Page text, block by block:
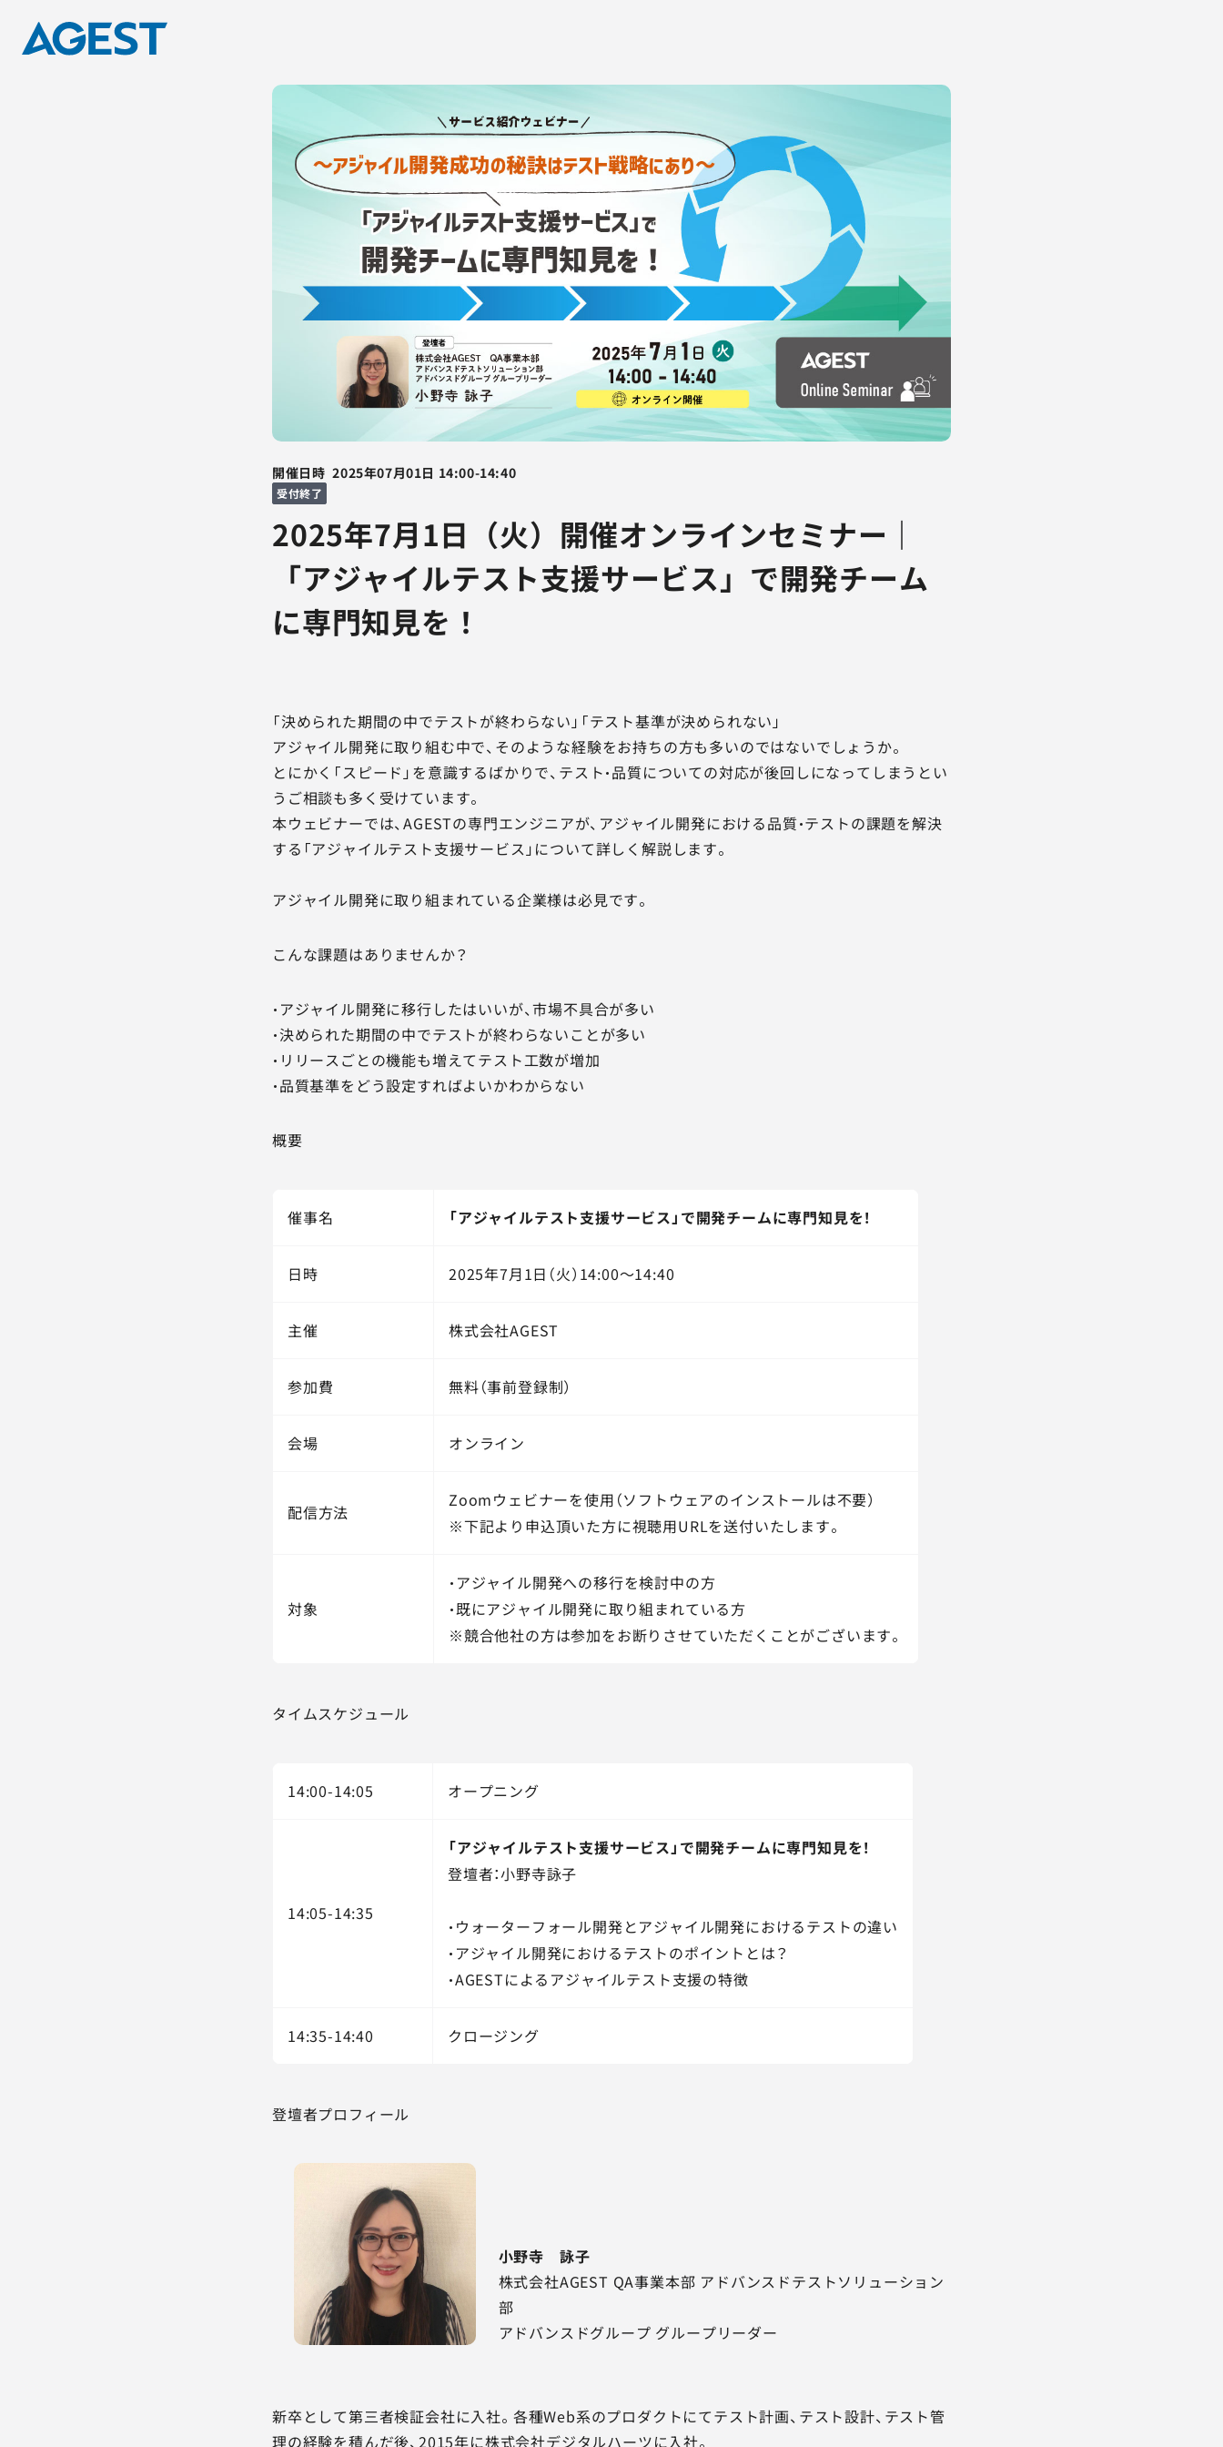
開催日時 2025年07月01日 14:00-14:40
受付終了
2025年7月1日（火）開催オンラインセミナー｜
「アジャイルテスト支援サービス」で開発チーム
に専門知見を！
「決められた期間の中でテストが終わらない」「テスト基準が決められない」
アジャイル開発に取り組む中で、そのような経験をお持ちの方も多いのではないでしょうか。
とにかく「スピード」を意識するばかりで、テスト・品質についての対応が後回しになってしまうとい
うご相談も多く受けています。
本ウェビナーでは、AGESTの専門エンジニアが、アジャイル開発における品質・テストの課題を解決
する「アジャイルテスト支援サービス」について詳しく解説します。
アジャイル開発に取り組まれている企業様は必見です。
こんな課題はありませんか？
・アジャイル開発に移行したはいいが、市場不具合が多い
・決められた期間の中でテストが終わらないことが多い
・リリースごとの機能も増えてテスト工数が増加
・品質基準をどう設定すればよいかわからない
概要
催事名 「アジャイルテスト支援サービス」で開発チームに専門知見を！
日時 2025年7月1日（火）14:00～14:40
主催 株式会社AGEST
参加費 無料（事前登録制）
会場 オンライン
配信方法
Zoomウェビナーを使用（ソフトウェアのインストールは不要）
※下記より申込頂いた方に視聴用URLを送付いたします。
対象
・アジャイル開発への移行を検討中の方
・既にアジャイル開発に取り組まれている方
※競合他社の方は参加をお断りさせていただくことがございます。
タイムスケジュール
14:00-14:05 オープニング
14:05-14:35
「アジャイルテスト支援サービス」で開発チームに専門知見を！
登壇者：小野寺詠子
・ウォーターフォール開発とアジャイル開発におけるテストの違い
・アジャイル開発におけるテストのポイントとは？
・AGESTによるアジャイルテスト支援の特徴
14:35-14:40 クロージング
登壇者プロフィール
小野寺 詠子
株式会社AGEST QA事業本部 アドバンスドテストソリューション
部
アドバンスドグループ グループリーダー
新卒として第三者検証会社に入社。各種Web系のプロダクトにてテスト計画、テスト設計、テスト管
理の経験を積んだ後、2015年に株式会社デジタルハーツに入社。